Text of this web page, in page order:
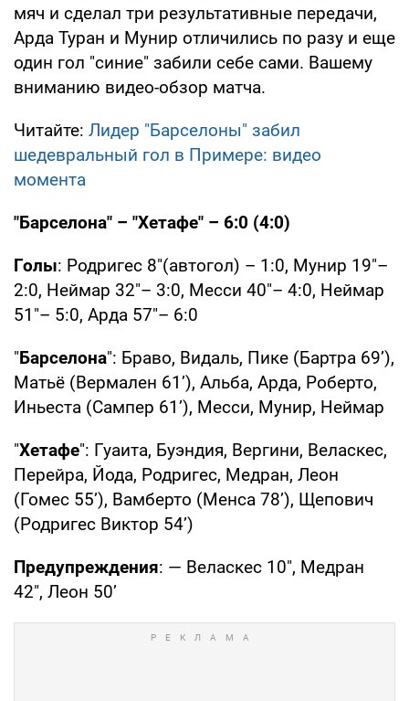
мяч и сделал три результативные передачи,
Арда Туран и Мунир отличились по разу и еще
один гол "синие" забили себе сами. Вашему
вниманию видео-обзор матча.
Читайте: Лидер "Барселоны" забил
шедевральный гол в Примере: видео
момента
"Барселона" – "Хетафе" – 6:0 (4:0)
Голы: Родригес 8"(автогол) – 1:0, Мунир 19"–
2:0, Неймар 32"– 3:0, Месси 40"– 4:0, Неймар
51"– 5:0, Арда 57"– 6:0
"Барселона": Браво, Видаль, Пике (Бартра 69’),
Матьё (Вермален 61’), Альба, Арда, Роберто,
Иньеста (Сампер 61’), Месси, Мунир, Неймар
"Хетафе": Гуаита, Буэндия, Вергини, Веласкес,
Перейра, Йода, Родригес, Медран, Леон
(Гомес 55’), Вамберто (Менса 78’), Щепович
(Родригес Виктор 54’)
Предупреждения: — Веласкес 10", Медран
42", Леон 50’